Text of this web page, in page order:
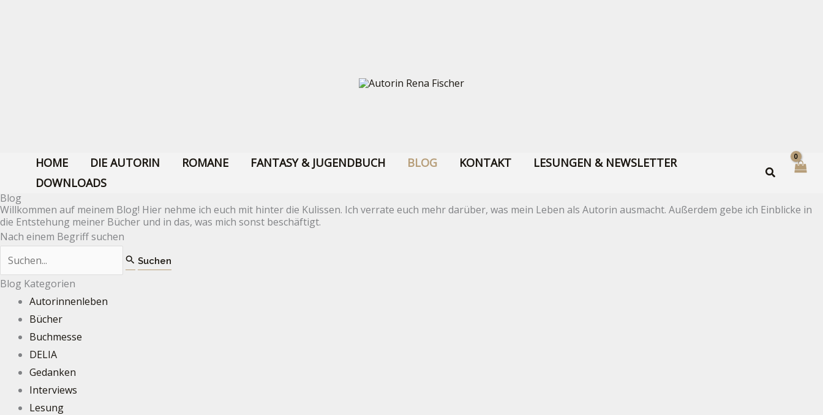
HOME DIE AUTORIN ROMANE FANTASY & JUGENDBUCH BLOG KONTAKT
LESUNGEN & NEWSLETTER
DOWNLOADS
Blog
Willkommen auf meinem Blog! Hier nehme ich euch mit hinter die Kulissen. Ich verrate euch mehr darüber, was mein Leben als Autorin ausmacht. Außerdem gebe ich Einblicke in
die Entstehung meiner Bücher und in das, was mich sonst beschäftigt.
Nach einem Begriff suchen
Blog Kategorien
Autorinnenleben
Bücher
Buchmesse
DELIA
Gedanken
Interviews
Lesung